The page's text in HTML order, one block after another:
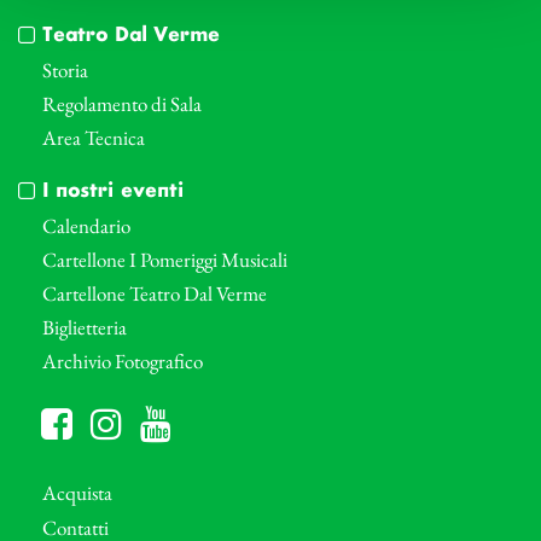
Teatro Dal Verme
Storia
Regolamento di Sala
Area Tecnica
I nostri eventi
Calendario
Cartellone I Pomeriggi Musicali
Cartellone Teatro Dal Verme
Biglietteria
Archivio Fotografico
Acquista
Contatti